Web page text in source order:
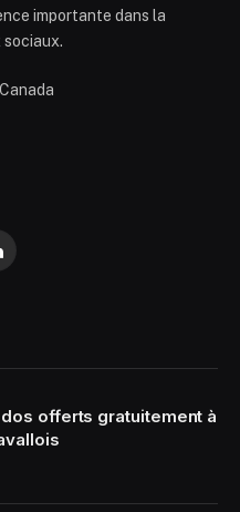
importante dans la
sociaux.
offerts gratuitement à